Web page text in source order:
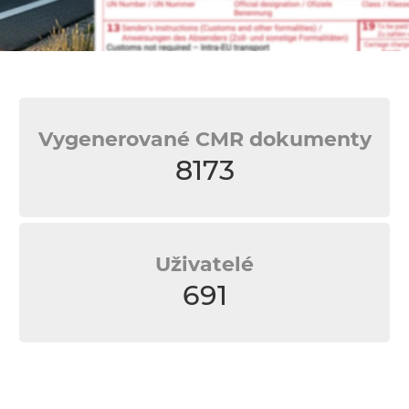
Vygenerované CMR dokumenty
8173
Uživatelé
691